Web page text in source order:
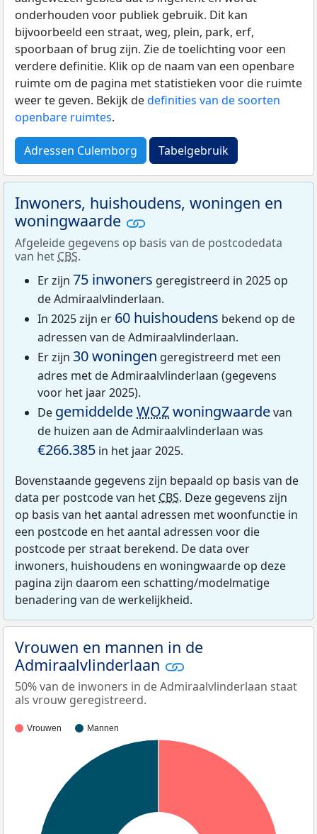
onderhouden voor publiek gebruik. Dit kan
bijvoorbeeld een straat, weg, plein, park, erf,
spoorbaan of brug zijn. Zie de toelichting voor een
verdere definitie. Klik op de naam van een openbare
ruimte om de pagina met statistieken voor die ruimte
weer te geven. Bekijk dedefinities van de soorten
openbare ruimtes.
Adressen Culemborg Tabelgebruik
Inwoners, huishoudens, woningen en
woningwaarde
Afgeleide gegevens op basis van de postcodedata
van het CBS.
Er zijn 75 inwoners geregistreerd in 2025 op
de Admiraalvlinderlaan.
In 2025 zijn er 60 huishoudens bekend op de
adressen van de Admiraalvlinderlaan.
Er zijn 30 woningen geregistreerd met een
adres met de Admiraalvlinderlaan (gegevens
voor het jaar 2025).
De gemiddeldeWOZwoningwaardevan
de huizen aan de Admiraalvlinderlaan was
€266.385 in het jaar 2025.
Bovenstaande gegevens zijn bepaald op basis van de
data per postcode van het CBS. Deze gegevens zijn
op basis van het aantal adressen met woonfunctie in
een postcode en het aantal adressen voor die
postcode per straat berekend. De data over
inwoners, huishoudens en woningwaarde op deze
pagina zijn daarom een schatting/modelmatige
benadering van de werkelijkheid.
Vrouwen en mannen in de
Admiraalvlinderlaan
50% van de inwoners in de Admiraalvlinderlaan staat
als vrouw geregistreerd.
Vrouwen Mannen